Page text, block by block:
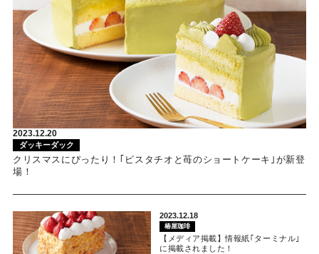
2023.12.20
ダッキーダック
クリスマスにぴったり！｢ピスタチオと苺のショートケーキ｣が新登
場！
2023.12.18
椿屋珈琲
【メディア掲載】情報紙｢ターミナル｣
に掲載されました！